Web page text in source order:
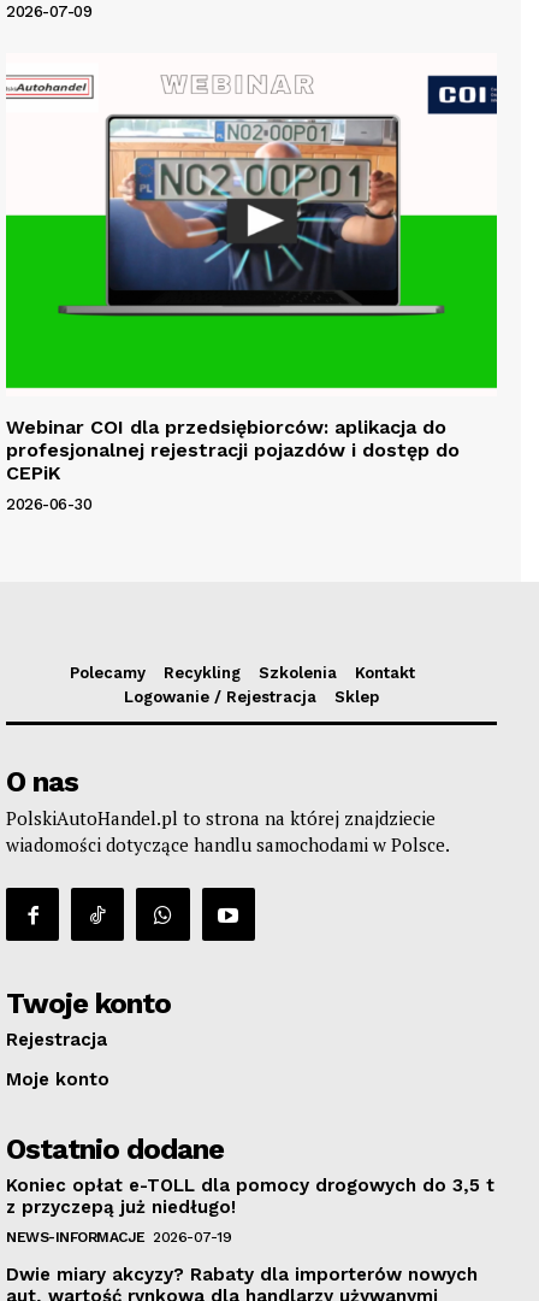
2026-07-09
Webinar COI dla przedsiębiorców: aplikacja do
profesjonalnej rejestracji pojazdów i dostęp do
CEPiK
2026-06-30
Polecamy Recykling Szkolenia
Kontakt
Logowanie / Rejestracja
Sklep
O nas
PolskiAutoHandel.pl to strona na której znajdziecie
wiadomości dotyczące handlu samochodami w Polsce.
Twoje konto
Rejestracja
Moje konto
Ostatnio dodane
Koniec opłat e-TOLL dla pomocy drogowych do 3,5 t
z przyczepą już niedługo!
NEWS-INFORMACJE 2026-07-19
Dwie miary akcyzy? Rabaty dla importerów nowych